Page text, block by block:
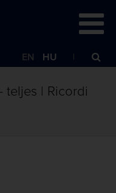
EN HU
teljes | Ricordi